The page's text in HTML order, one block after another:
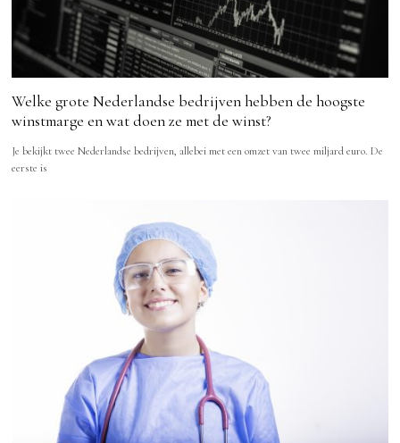
Welke grote Nederlandse bedrijven hebben de hoogste
winstmarge en wat doen ze met de winst?
Je bekijkt twee Nederlandse bedrijven, allebei met een omzet van twee miljard euro. De
eerste is